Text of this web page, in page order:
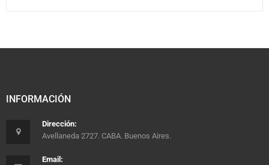
INFORMACIÓN
Dirección:
Avellaneda 2727. CABA. Buenos Aires.
Email: